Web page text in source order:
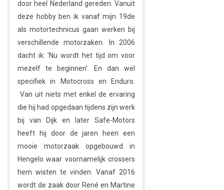
door heel Nederland gereden. Vanuit
deze hobby ben ik vanaf mijn 19de
als motortechnicus gaan werken bij
verschillende motorzaken. In 2006
dacht ik: 'Nu wordt het tijd om voor
mezelf te beginnen'. En dan wel
specifiek in Motocross en Enduro.
Van uit niets met enkel de ervaring
die hij had opgedaan tijdens zijn werk
bij van Dijk en later Safe-Motors
heeft hij door de jaren heen een
mooie motorzaak opgebouwd in
Hengelo waar voornamelijk crossers
hem wisten te vinden. Vanaf 2016
wordt de zaak door René en Martine